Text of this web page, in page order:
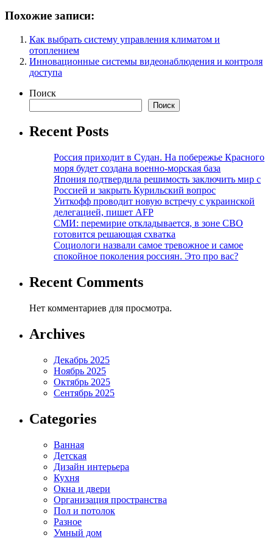
Похожие записи:
Как выбрать систему управления климатом и
отоплением
Инновационные системы видеонаблюдения и контроля
доступа
Поиск
Поиск
Recent Posts
Россия приходит в Судан. На побережье Красного
моря будет создана военно-морская база
Япония подтвердила решимость заключить мир с
Россией и закрыть Курильский вопрос
Уиткофф проводит новую встречу с украинской
делегацией, пишет AFP
СМИ: перемирие откладывается, в зоне СВО
готовится решающая схватка
Социологи назвали самое тревожное и самое
спокойное поколения россиян. Это про вас?
Recent Comments
Нет комментариев для просмотра.
Archives
Декабрь 2025
Ноябрь 2025
Октябрь 2025
Сентябрь 2025
Categories
Ванная
Детская
Дизайн интерьера
Кухня
Окна и двери
Организация пространства
Пол и потолок
Разное
Умный дом